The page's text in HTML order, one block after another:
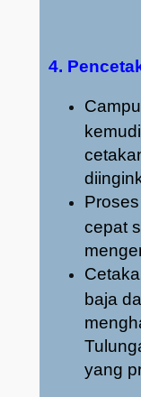
4.
cepat
baja
yang